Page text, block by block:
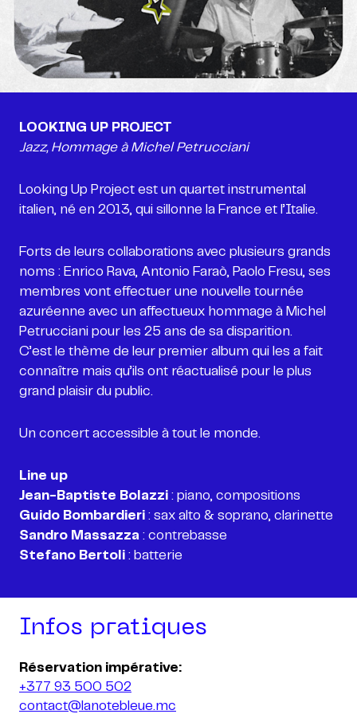
Jazz, Hommage à Michel Petrucciani
Looking Up Project est un quartet instrumental
italien, né en 2013, qui sillonne la France et l’Italie.
Forts de leurs collaborations avec plusieurs grands
noms : Enrico Rava, Antonio Faraò, Paolo Fresu, ses
membres vont effectuer une nouvelle tournée
azuréenne avec un affectueux hommage à Michel
Petrucciani pour les 25 ans de sa disparition.
C’est le thème de leur premier album qui les a fait
connaître mais qu’ils ont réactualisé pour le plus
grand plaisir du public.
Un concert accessible à tout le monde.
Line up
Jean-Baptiste Bolazzi
Guido Bombardieri
Sandro Massazza
Stefano Bertoli
Infos pratiques
+377 93 500 502
contact@lanotebleue.mc